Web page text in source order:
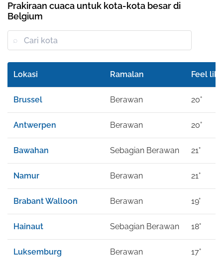
Prakiraan cuaca untuk kota-kota besar di
Belgium
Lokasi Ramalan Feel like
Brussel Berawan 20°
Antwerpen Berawan 20°
Bawahan Sebagian Berawan 21°
Namur Berawan 21°
Brabant Walloon Berawan 19°
Hainaut Sebagian Berawan 18°
Luksemburg Berawan 17°